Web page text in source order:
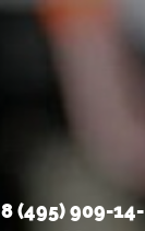
8 (495) 909-14-